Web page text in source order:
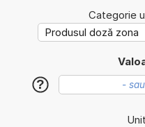
Categorie
?